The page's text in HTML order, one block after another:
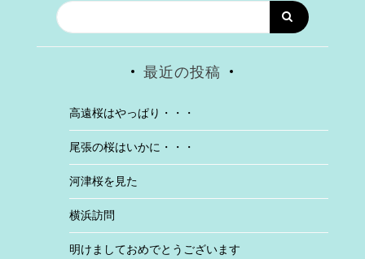
最近の投稿
高遠桜はやっぱり・・・
尾張の桜はいかに・・・
河津桜を見た
横浜訪問
明けましておめでとうございます